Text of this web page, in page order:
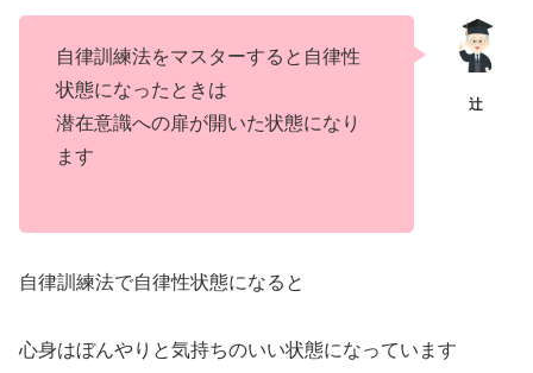
自律訓練法をマスターすると自律性
状態になったときは
潜在意識への扉が開いた状態になり
ます
自律訓練法で自律性状態になると
心身はぼんやりと気持ちのいい状態になっています